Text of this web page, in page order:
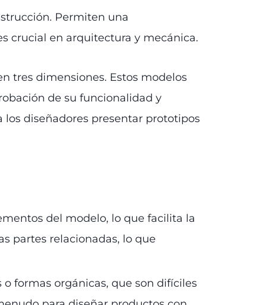
Permiten una
crucial en arquitectura y mecánica.
tres dimensiones. Estos modelos
de su funcionalidad y
diseñadores presentar prototipos
del modelo, lo que facilita la
partes relacionadas, lo que
formas orgánicas, que son difíciles